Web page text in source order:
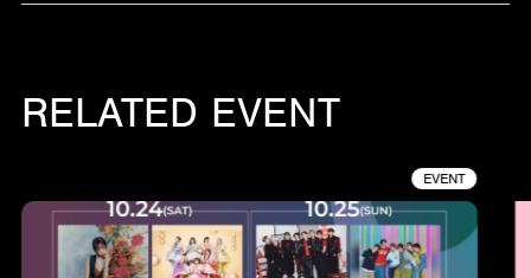
RELATED EVENT
EVENT